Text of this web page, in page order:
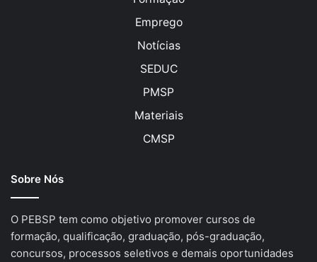
Emprego
Notícias
SEDUC
PMSP
Materiais
CMSP
Sobre Nós
O PEBSP tem como objetivo promover cursos de
formação, qualificação, graduação, pós-graduação,
concursos, processos seletivos e demais oportunidades